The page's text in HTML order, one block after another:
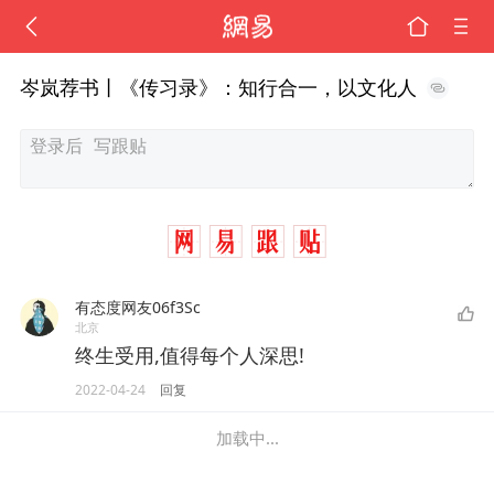
岑岚荐书丨《传习录》：知行合一，以文化人
有态度网友06f3Sc
北京
终生受用,值得每个人深思!
2022-04-24 回复
加载中...